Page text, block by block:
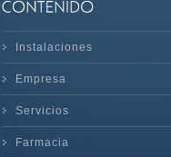
Instalaciones
Empresa
Servicios
Farmacia